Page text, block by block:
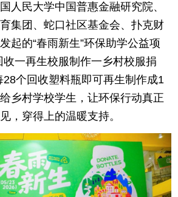
人民大学中国普惠金融研究院、
集团、蛇口社区基金会、扑克财
起的“春雨新生”环保助学公益项
收一再生校服制作一乡村校服捐
28个回收塑料瓶即可再生制作成1
乡村学校学生，让环保行动真正
，穿得上的温暖支持。